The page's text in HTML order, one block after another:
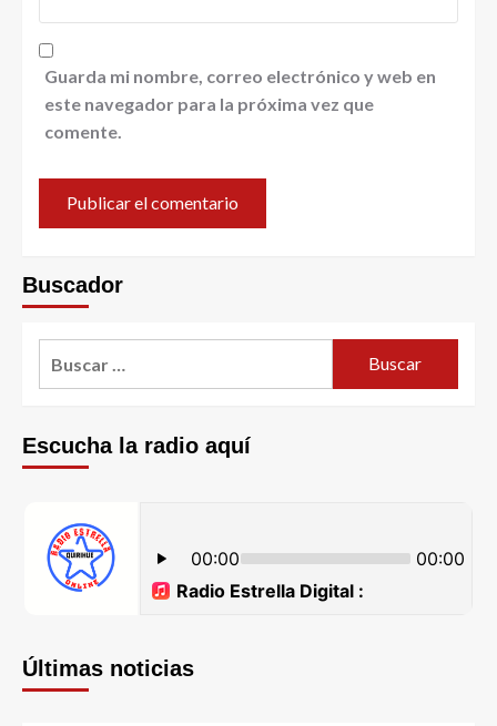
Guarda mi nombre, correo electrónico y web en
este navegador para la próxima vez que
comente.
Buscador
Escucha la radio aquí
Últimas noticias